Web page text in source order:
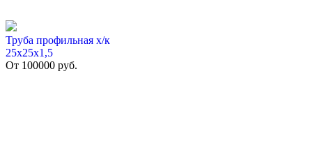
Труба профильная х/к
25х25х1,5
От 100000 руб.